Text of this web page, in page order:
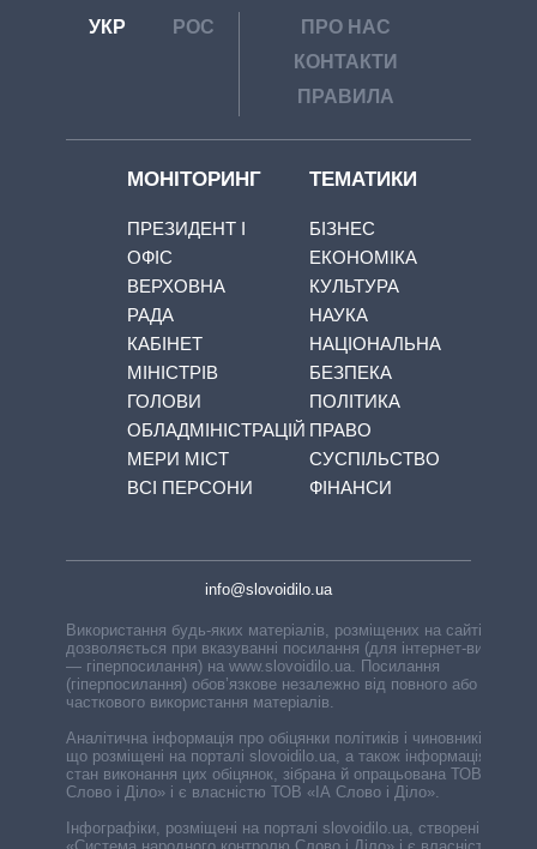
УКР РОС
ПРО НАС
КОНТАКТИ
ПРАВИЛА
МОНІТОРИНГ
ПРЕЗИДЕНТ І
ОФІС
ВЕРХОВНА
РАДА
КАБІНЕТ
МІНІСТРІВ
ГОЛОВИ
ОБЛАДМІНІСТРАЦІЙ
МЕРИ МІСТ
ВСІ ПЕРСОНИ
ТЕМАТИКИ
БІЗНЕС
ЕКОНОМІКА
КУЛЬТУРА
НАУКА
НАЦІОНАЛЬНА
БЕЗПЕКА
ПОЛІТИКА
ПРАВО
СУСПІЛЬСТВО
ФІНАНСИ
info@slovoidilo.ua
Використання будь-яких матеріалів, розміщених на сайті,
дозволяється при вказуванні посилання (для інтернет-видань
— гіперпосилання) на www.slovoidilo.ua. Посилання
(гіперпосилання) обов’язкове незалежно від повного або
часткового використання матеріалів.
Аналітична інформація про обіцянки політиків і чиновників,
що розміщені на порталі slovoidilo.ua, а також інформація про
стан виконання цих обіцянок, зібрана й опрацьована ТОВ «ІА
Слово і Діло» і є власністю ТОВ «ІА Слово і Діло».
Інфографіки, розміщені на порталі slovoidilo.ua, створені ГО